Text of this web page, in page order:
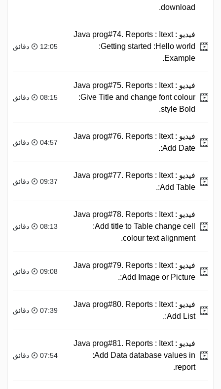
download.
فيديو : Java prog#74. Reports : Itext
:Getting started :Hello world
Example.
12:05 دقائق
فيديو : Java prog#75. Reports : Itext
:Give Title and change font colour
style Bold.
08:15 دقائق
فيديو : Java prog#76. Reports : Itext
:Add Date.
04:57 دقائق
فيديو : Java prog#77. Reports : Itext
:Add Table.
09:37 دقائق
فيديو : Java prog#78. Reports : Itext
:Add title to Table change cell
colour text alignment.
08:13 دقائق
فيديو : Java prog#79. Reports : Itext
:Add Image or Picture.
09:08 دقائق
فيديو : Java prog#80. Reports : Itext
:Add List.
07:39 دقائق
فيديو : Java prog#81. Reports : Itext
:Add Data database values in
report.
07:54 دقائق